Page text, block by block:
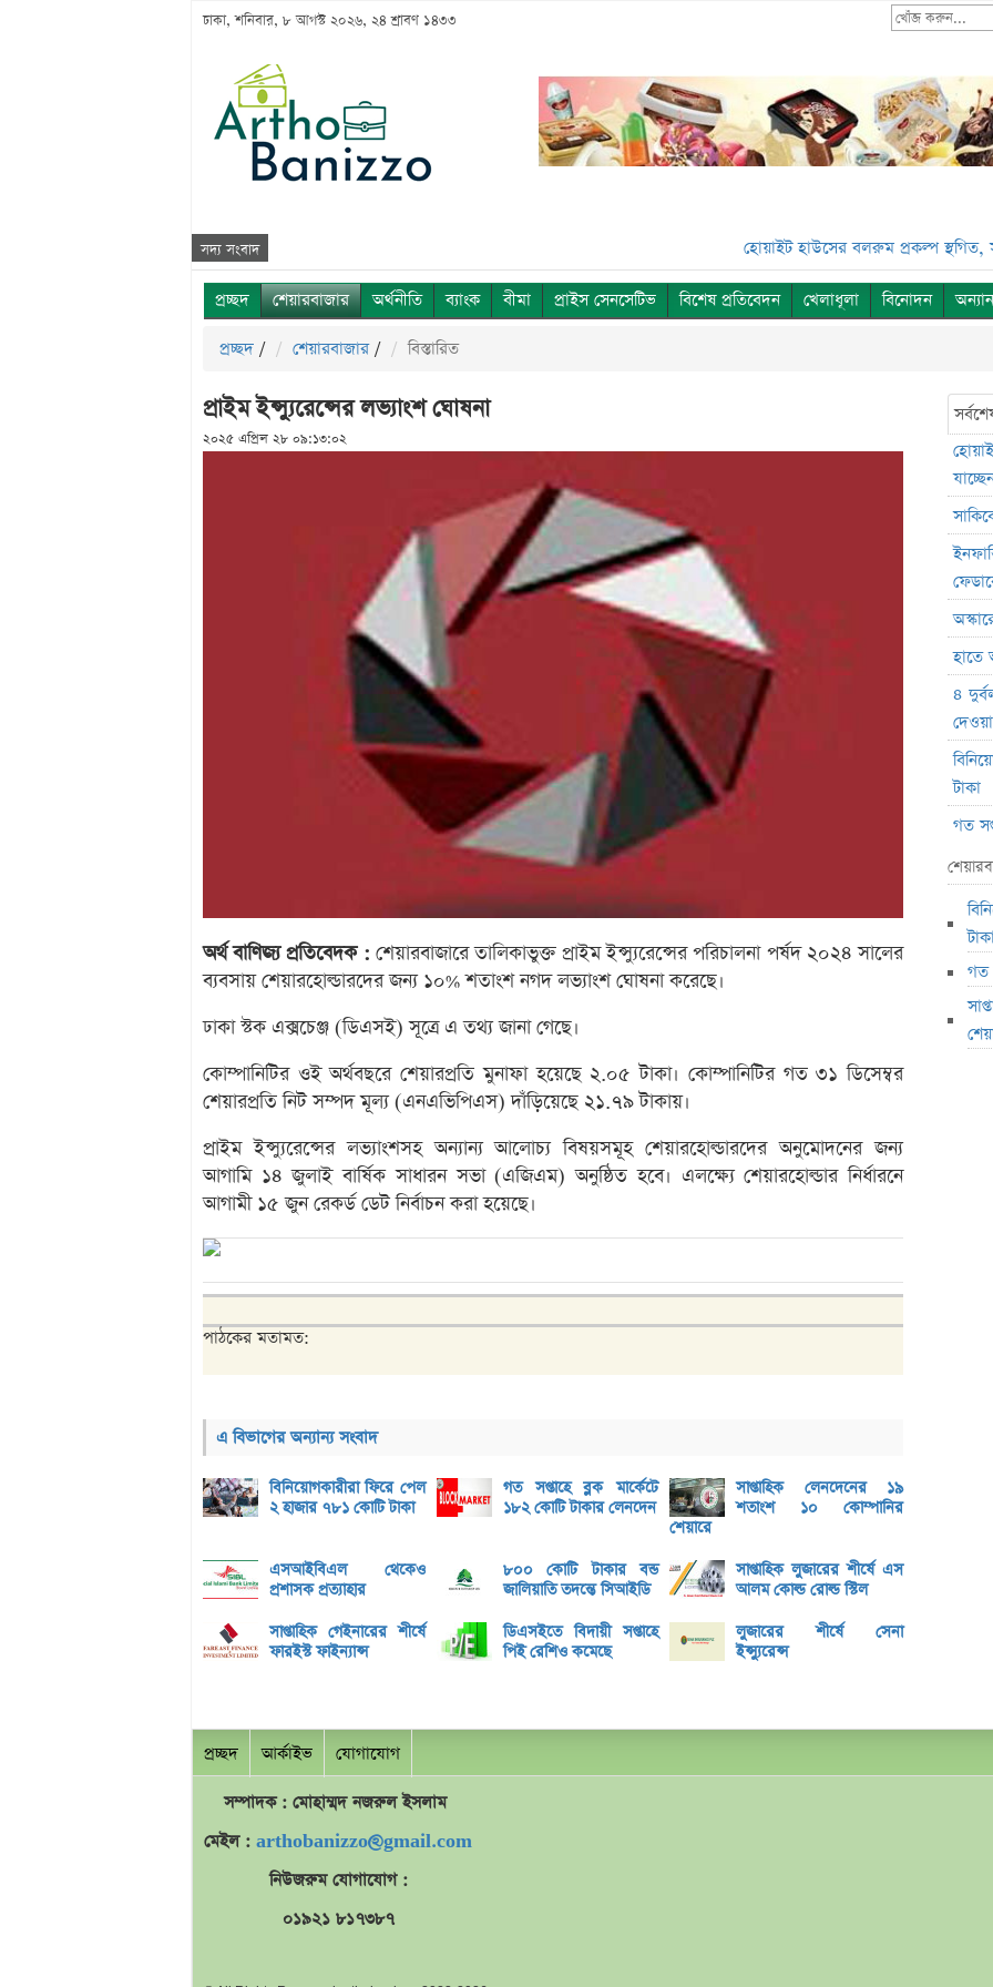
ঢাকা, শনিবার, ৮ আগস্ট ২০২৬, ২৪ শ্রাবণ ১৪৩৩
সদ্য সংবাদ হোয়াইট হাউসের বলরুম প্রকল্প স্থগিত, সুপ্রিম
প্রচ্ছদ শেয়ারবাজার অর্থনীতি ব্যাংক বীমা প্রাইস সেনসেটিভ বিশেষ প্রতিবেদন খেলাধূলা বিনোদন
প্রচ্ছদ / শেয়ারবাজার / বিস্তারিত
প্রাইম ইন্স্যুরেন্সের লভ্যাংশ ঘোষনা
২০২৫ এপ্রিল ২৮ ০৯:১৩:০২
অর্থ বাণিজ্য প্রতিবেদক : শেয়ারবাজারে তালিকাভুক্ত প্রাইম ইন্স্যুরেন্সের পরিচালনা পর্ষদ ২০২৪ সালের
ব্যবসায় শেয়ারহোল্ডারদের জন্য ১০% শতাংশ নগদ লভ্যাংশ ঘোষনা করেছে।
ঢাকা স্টক এক্সচেঞ্জ (ডিএসই) সূত্রে এ তথ্য জানা গেছে।
কোম্পানিটির ওই অর্থবছরে শেয়ারপ্রতি মুনাফা হয়েছে ২.০৫ টাকা। কোম্পানিটির গত ৩১ ডিসেম্বর
শেয়ারপ্রতি নিট সম্পদ মূল্য (এনএভিপিএস) দাঁড়িয়েছে ২১.৭৯ টাকায়।
প্রাইম ইন্স্যুরেন্সের লভ্যাংশসহ অন্যান্য আলোচ্য বিষয়সমূহ শেয়ারহোল্ডারদের অনুমোদনের জন্য
আগামি ১৪ জুলাই বার্ষিক সাধারন সভা (এজিএম) অনুষ্ঠিত হবে। এলক্ষ্যে শেয়ারহোল্ডার নির্ধারনে
আগামী ১৫ জুন রেকর্ড ডেট নির্বাচন করা হয়েছে।
পাঠকের মতামত:
এ বিভাগের অন্যান্য সংবাদ
বিনিয়োগকারীরা ফিরে পেল
২ হাজার ৭৮১ কোটি টাকা
গত সপ্তাহে ব্লক মার্কেটে
১৮২ কোটি টাকার লেনদেন
সাপ্তাহিক লেনদেনের ১৯
শতাংশ ১০ কোম্পানির
শেয়ারে
এসআইবিএল থেকেও
প্রশাসক প্রত্যাহার
৮০০ কোটি টাকার বন্ড
জালিয়াতি তদন্তে সিআইডি
সাপ্তাহিক লুজারের শীর্ষে এস
আলম কোল্ড রোল্ড স্টিল
সাপ্তাহিক গেইনারের শীর্ষে
ফারইস্ট ফাইন্যান্স
ডিএসইতে বিদায়ী সপ্তাহে
পিই রেশিও কমেছে
লুজারের শীর্ষে সেনা
ইন্স্যুরেন্স
হাতে
৪
টাকা
গত
কেন
গত
প্রচ্ছদ আর্কাইভ যোগাযোগ
সম্পাদক : মোহাম্মদনজরুলইসলাম
মেইল : arthobanizzo@gmail.com
নিউজরুম যোগাযোগ :
০১৯২১ ৮১৭৩৮৭